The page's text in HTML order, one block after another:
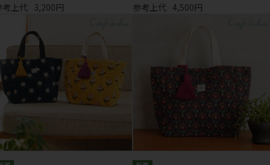
考上代 3,200円
参考上代 4,500円